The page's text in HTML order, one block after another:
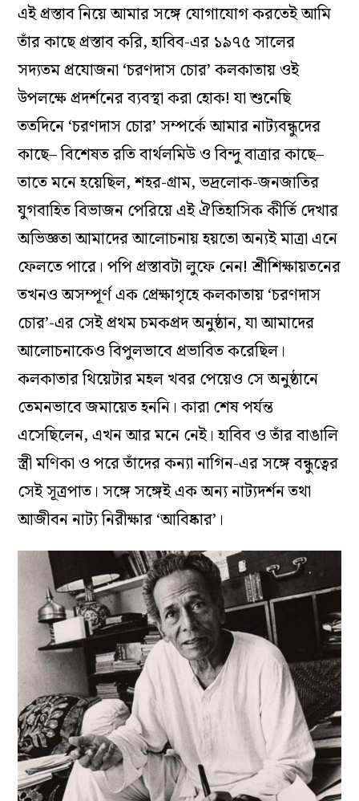
এই প্রস্তাব নিয়ে আমার সঙ্গে যোগাযোগ করতেই আমি
তাঁর কাছে প্রস্তাব করি, হাবিব-এর ১৯৭৫ সালের
সদ্যতম প্রযোজনা ‘চরণদাস চোর’ কলকাতায় ওই
উপলক্ষে প্রদর্শনের ব্যবস্থা করা হোক! যা শুনেছি
ততদিনে ‘চরণদাস চোর’ সম্পর্কে আমার নাট্যবন্ধুদের
কাছে– বিশেষত রতি বার্থলমিউ ও বিন্দু বাত্রার কাছে–
তাতে মনে হয়েছিল, শহর-গ্রাম, ভদ্রলোক-জনজাতির
যুগবাহিত বিভাজন পেরিয়ে এই ঐতিহাসিক কীর্তি দেখার
অভিজ্ঞতা আমাদের আলোচনায় হয়তো অন্যই মাত্রা এনে
ফেলতে পারে। পপি প্রস্তাবটা লুফে নেন! শ্রীশিক্ষায়তনের
তখনও অসম্পূর্ণ এক প্রেক্ষাগৃহে কলকাতায় ‘চরণদাস
চোর’-এর সেই প্রথম চমকপ্রদ অনুষ্ঠান, যা আমাদের
আলোচনাকেও বিপুলভাবে প্রভাবিত করেছিল।
কলকাতার থিয়েটার মহল খবর পেয়েও সে অনুষ্ঠানে
তেমনভাবে জমায়েত হননি। কারা শেষ পর্যন্ত
এসেছিলেন, এখন আর মনে নেই। হাবিব ও তাঁর বাঙালি
স্ত্রী মণিকা ও পরে তাঁদের কন্যা নাগিন-এর সঙ্গে বন্ধুত্বের
সেই সূত্রপাত। সঙ্গে সঙ্গেই এক অন্য নাট্যদর্শন তথা
আজীবন নাট্য নিরীক্ষার ‘আবিষ্কার’।